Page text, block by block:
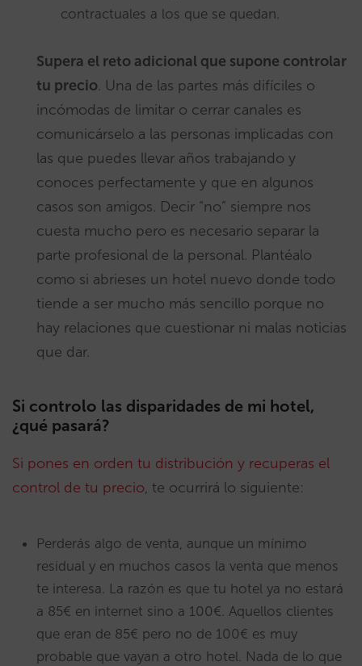
contractuales a los que se quedan.
Supera el reto adicional que supone controlar
tu precio. Una de las partes más difíciles o
incómodas de limitar o cerrar canales es
comunicárselo a las personas implicadas con
las que puedes llevar años trabajando y
conoces perfectamente y que en algunos
casos son amigos. Decir “no” siempre nos
cuesta mucho pero es necesario separar la
parte profesional de la personal. Plantéalo
como si abrieses un hotel nuevo donde todo
tiende a ser mucho más sencillo porque no
hay relaciones que cuestionar ni malas noticias
que dar.
Si controlo las disparidades de mi hotel,
¿qué pasará?
Si pones en orden tu distribución y recuperas el
control de tu precio, te ocurrirá lo siguiente:
Perderás algo de venta, aunque un mínimo
residual y en muchos casos la venta que menos
te interesa. La razón es que tu hotel ya no estará
a 85€ en internet sino a 100€. Aquellos clientes
que eran de 85€ pero no de 100€ es muy
probable que vayan a otro hotel. Nada de lo que